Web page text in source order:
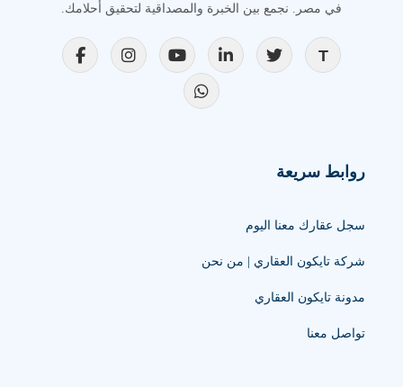
في مصر. نجمع بين الخبرة والمصداقية لتحقيق أحلامك.
روابط سريعة
سجل عقارك معنا اليوم
شركة تايكون العقاري | من نحن
مدونة تايكون العقاري
تواصل معنا